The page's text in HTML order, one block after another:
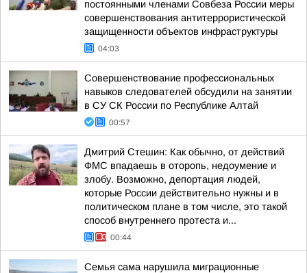
постоянными членами Совбеза России меры
совершенствования антитеррористической
защищенности объектов инфраструктуры
04:03
Совершенствование профессиональных
навыков следователей обсудили на занятии
в СУ СК России по Республике Алтай
00:57
Дмитрий Стешин: Как обычно, от действий
ФМС впадаешь в оторопь, недоумение и
злобу. Возможно, депортация людей,
которые России действительно нужны и в
политическом плане в том числе, это такой
способ внутреннего протеста и...
00:44
Семья сама нарушила миграционные